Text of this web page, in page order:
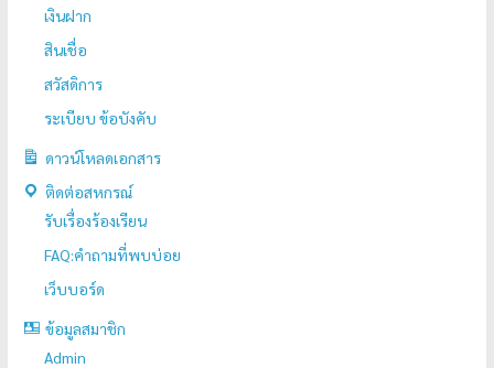
เงินฝาก
สินเชื่อ
สวัสดิการ
ระเบียบ ข้อบังคับ
ดาวน์โหลดเอกสาร
ติดต่อสหกรณ์
รับเรื่องร้องเรียน
FAQ:คำถามที่พบบ่อย
เว็บบอร์ด
ข้อมูลสมาชิก
Admin